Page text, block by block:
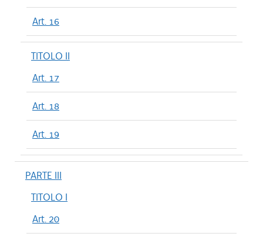
Art. 16
TITOLO II
Art. 17
Art. 18
Art. 19
PARTE III
TITOLO I
Art. 20